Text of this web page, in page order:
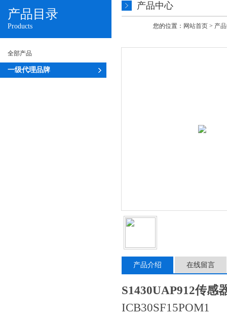
产品目录
Products
全部产品
一级代理品牌
产品中心
您的位置： 网站首页 > 产
产品介绍 在线留言
S1430UAP912传感